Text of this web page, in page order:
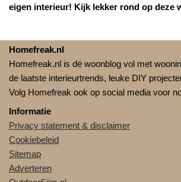
eigen interieur! Kijk lekker rond op deze
Homefreak.nl
Homefreak.nl is dé woonblog vol met
de laatste interieurtrends, leuke DIY
Volg Homefreak ook op social media voor
Informatie
Privacy statement & disclaimer
Cookiebeleid
Sitemap
Adverteren